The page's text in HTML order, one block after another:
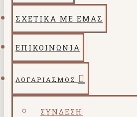
ΣΧΕΤΙΚΑ ΜΕ ΕΜΑΣ
ΕΠΙΚΟΙΝΩΝΙΑ
ΛΟΓΑΡΙΑΣΜΌΣ
ΣΎΝΔΕΣΗ